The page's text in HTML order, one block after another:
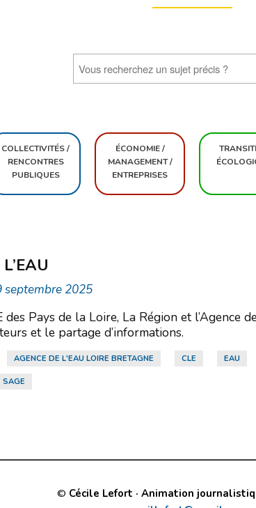
COLLECTIVITÉS /
RENCONTRES
PUBLIQUES
ÉCONOMIE /
MANAGEMENT /
ENTREPRISES
septembre 2025
Pays de la Loire, La Région et l’Agence
et le partage d’informations.
AGENCE DE L'EAU LOIRE BRETAGNE CLE EAU
SAGE
© Cécile Lefort · Animation